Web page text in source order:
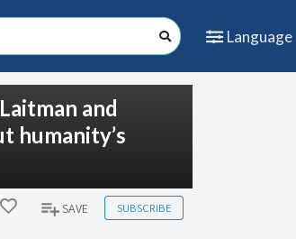
Language
and
humanity’s
SAVE SUBSCRIBE